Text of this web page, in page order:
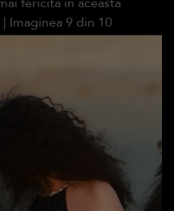
| Imaginea 9 din 10